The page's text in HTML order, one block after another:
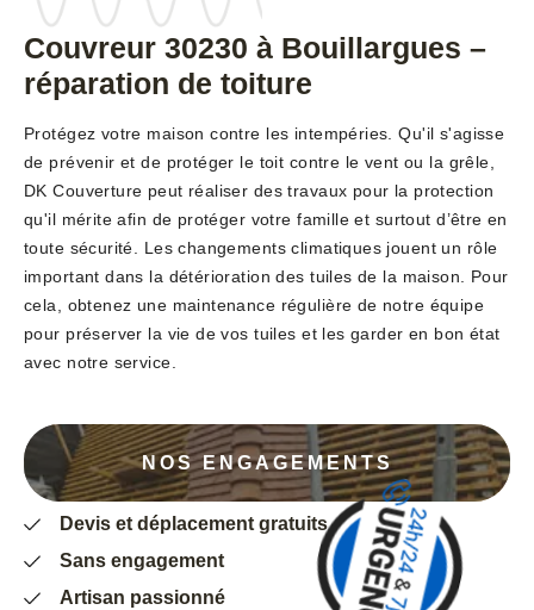
Couvreur 30230 à Bouillargues –
réparation de toiture
Protégez votre maison contre les intempéries. Qu'il s'agisse
de prévenir et de protéger le toit contre le vent ou la grêle,
DK Couverture peut réaliser des travaux pour la protection
qu'il mérite afin de protéger votre famille et surtout d’être en
toute sécurité. Les changements climatiques jouent un rôle
important dans la détérioration des tuiles de la maison. Pour
cela, obtenez une maintenance régulière de notre équipe
pour préserver la vie de vos tuiles et les garder en bon état
avec notre service.
NOS ENGAGEMENTS
Devis et déplacement gratuits
Sans engagement
Artisan passionné